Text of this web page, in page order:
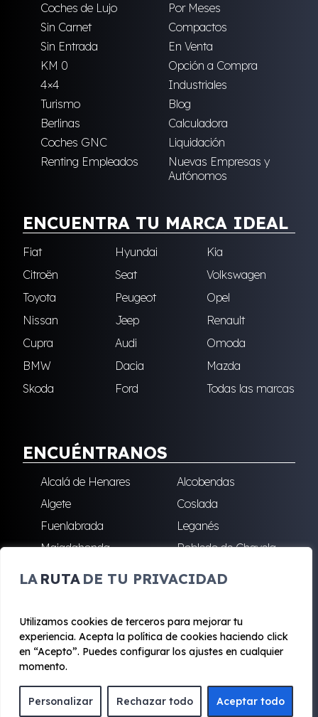
LA RUTA DE TU PRIVACIDAD
Utilizamos cookies de terceros para mejorar tu
experiencia. Acepta la política de cookies haciendo click
en “Acepto”. Puedes configurar los ajustes en cualquier
momento.
Personalizar Rechazar todo Aceptar todo
Coches de Lujo
Por Meses
Sin Carnet
Compactos
Sin Entrada
En Venta
KM 0
Opción a Compra
4×4
Industriales
Turismo
Blog
Berlinas
Calculadora
Coches GNC
Liquidación
Renting Empleados
Nuevas Empresas y
Autónomos
ENCUENTRA TU MARCA IDEAL
Fiat Hyundai
Kia
Citroën
Seat
Volkswagen
Toyota
Peugeot
Opel
Nissan
Jeep
Renault
Cupra
Audi
Omoda
BMW
Dacia
Mazda
Skoda
Ford Todas las marcas
ENCUÉNTRANOS
Alcalá de Henares
Alcobendas
Algete
Coslada
Fuenlabrada
Leganés
Majadahonda
Robledo de Chavela
Reyes
© 2020 - 2026 Renting Mad
Aviso legal y Privacidad